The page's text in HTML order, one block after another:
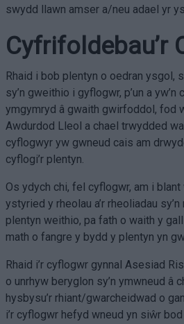
swydd llawn amser a/neu adael yr
Cyfrifoldebau’r
Rhaid i bob plentyn o oedran ysgol,
sy’n gweithio i gyflogwr, p’un a yw’n
ymgymryd â gwaith gwirfoddol, fod
Awdurdod Lleol a chael trwydded
cyflogwyr yw gwneud cais am
cyflogi’r plentyn.
Os ydych chi, fel cyflogwr, am i
ystyried y rheolau a’r rheoliadau
plentyn weithio, pa fath o waith y
math o fangre y bydd y plentyn yn
Rhaid i’r cyflogwr gynnal Asesiad
o unrhyw beryglon sy’n ymwneud â
hysbysu’r rhiant/gwarcheidwad o
i’r cyflogwr hefyd wneud yn siŵr